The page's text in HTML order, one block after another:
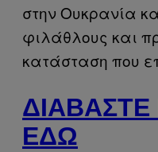
στην Ουκρανία
φιλάθλους και
κατάσταση που
ΔΙΑΒΆΣΤΕ
ΕΔΏ